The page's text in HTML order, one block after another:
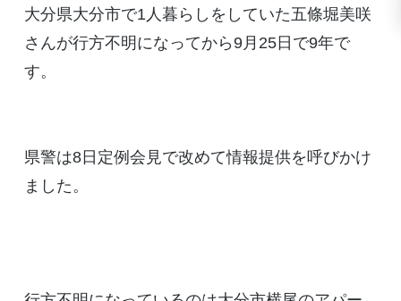
大分県大分市で1人暮らしをしていた五條堀美咲
さんが行方不明になってから9月25日で9年で
す。
県警は8日定例会見で改めて情報提供を呼びかけ
ました。